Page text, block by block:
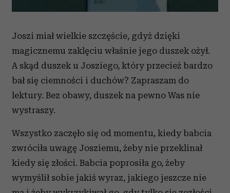
Joszi miał wielkie szczęście, gdyż dzięki
magicznemu zaklęciu właśnie jego duszek ożył.
A skąd duszek u Josziego, który przecież bardzo
bał się ciemności i duchów? Zapraszam do
lektury. Bez obawy, duszek na pewno Was nie
wystraszy.
Wszystko zaczęło się od momentu, kiedy babcia
zwróciła uwagę Josziemu, żeby nie przeklinał
kiedy się złości. Babcia poprosiła go, żeby
wymyślił sobie jakiś wyraz, jakiego jeszcze nie